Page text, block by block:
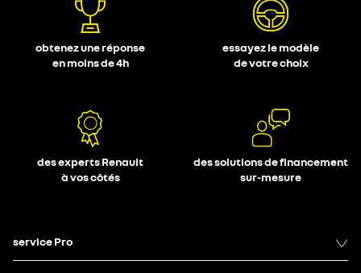
obtenez une réponse
en moins de 4h
essayez le modèle
de votre choix
des experts Renault
à vos côtés
des solutions de financement
sur-mesure
service Pro